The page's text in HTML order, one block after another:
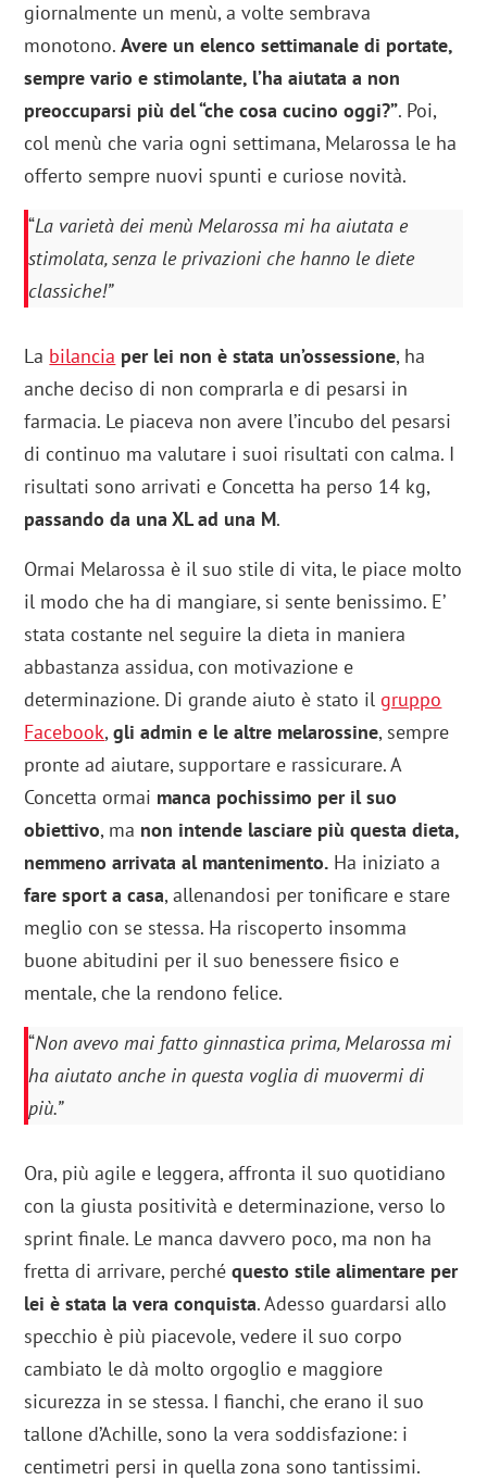
giornalmente un menù, a volte sembrava
monotono.Avere un elenco settimanale di portate,
sempre vario e stimolante, l’ha aiutata a non
preoccuparsi più del “che cosa cucino oggi?”. Poi,
col menù che varia ogni settimana, Melarossa le ha
offerto sempre nuovi spunti e curiose novità.
“La varietà dei menù Melarossa mi ha aiutata e
stimolata, senza le privazioni che hanno le diete
classiche!”
La bilancia per lei non è stata un’ossessione, ha
anche deciso di non comprarla e di pesarsi in
farmacia. Le piaceva non avere l’incubo del pesarsi
di continuo ma valutare i suoi risultati con calma. I
risultati sono arrivati e Concetta ha perso 14 kg,
passando da una XL ad una M.
Ormai Melarossa è il suo stile di vita, le piace molto
il modo che ha di mangiare, si sente benissimo. E’
stata costante nel seguire la dieta in maniera
abbastanza assidua, con motivazione e
determinazione. Di grande aiuto è stato ilgruppo
Facebook,gli admin e le altre melarossine, sempre
pronte ad aiutare, supportare e rassicurare. A
Concetta ormai manca pochissimo per il suo
obiettivo, ma non intende lasciare più questa dieta,
nemmeno arrivata al mantenimento. Ha iniziato a
fare sport a casa, allenandosi per tonificare e stare
meglio con se stessa. Ha riscoperto insomma
buone abitudini per il suo benessere fisico e
mentale, che la rendono felice.
“Non avevo mai fatto ginnastica prima, Melarossa mi
ha aiutato anche in questa voglia di muovermi di
più.”
Ora, più agile e leggera, affronta il suo quotidiano
con la giusta positività e determinazione, verso lo
sprint finale. Le manca davvero poco, ma non ha
fretta di arrivare, perchéquesto stile alimentare per
lei è stata la vera conquista. Adesso guardarsi allo
specchio è più piacevole, vedere il suo corpo
cambiato le dà molto orgoglio e maggiore
sicurezza in se stessa. I fianchi, che erano il suo
tallone d’Achille, sono la vera soddisfazione: i
centimetri persi in quella zona sono tantissimi.